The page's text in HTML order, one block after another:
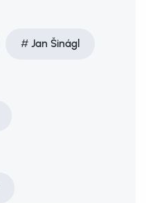
Jan Šinágl